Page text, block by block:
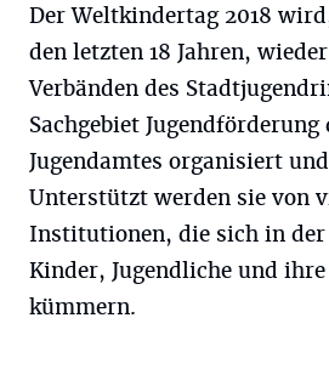
Der Weltkindertag 2018
den letzten 18 Jahren,
Verbänden des
Sachgebiet
Jugendamtes organisiert
Unterstützt werden sie von
Institutionen, die sich in
Kinder, Jugendliche und
kümmern.